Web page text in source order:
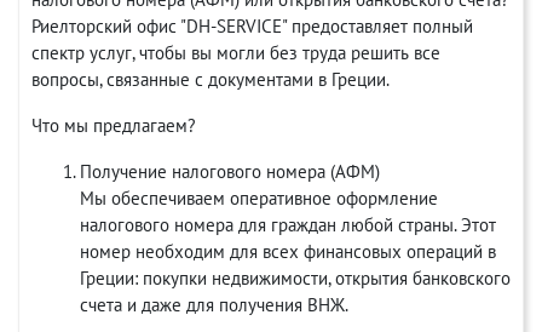
Риелторский офис "DH-SERVICE" предоставляет полный
спектр услуг, чтобы вы могли без труда решить все
вопросы, связанные с документами в Греции.
Что мы предлагаем?
Получение налогового номера (АФМ)
Мы обеспечиваем оперативное оформление
налогового номера для граждан любой страны. Этот
номер необходим для всех финансовых операций в
Греции: покупки недвижимости, открытия банковского
счета и даже для получения ВНЖ.